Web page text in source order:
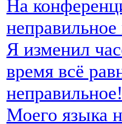
На
Я изменил
время всё
неправильное!
Моего языка